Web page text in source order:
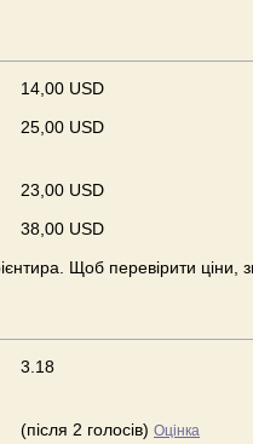
14,00 USD
25,00 USD
23,00 USD
38,00 USD
Щоб перевірити ціни,
3.18
(після 2 голосів) Оцінка